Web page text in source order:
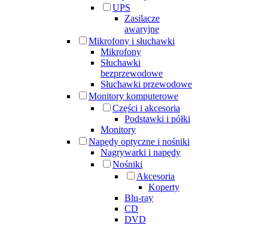
UPS
Zasilacze
awaryjne
Mikrofony i słuchawki
Mikrofony
Słuchawki
bezprzewodowe
Słuchawki przewodowe
Monitory komputerowe
Części i akcesoria
Podstawki i półki
Monitory
Napędy optyczne i nośniki
Nagrywarki i napędy
Nośniki
Akcesoria
Koperty
Blu-ray
CD
DVD